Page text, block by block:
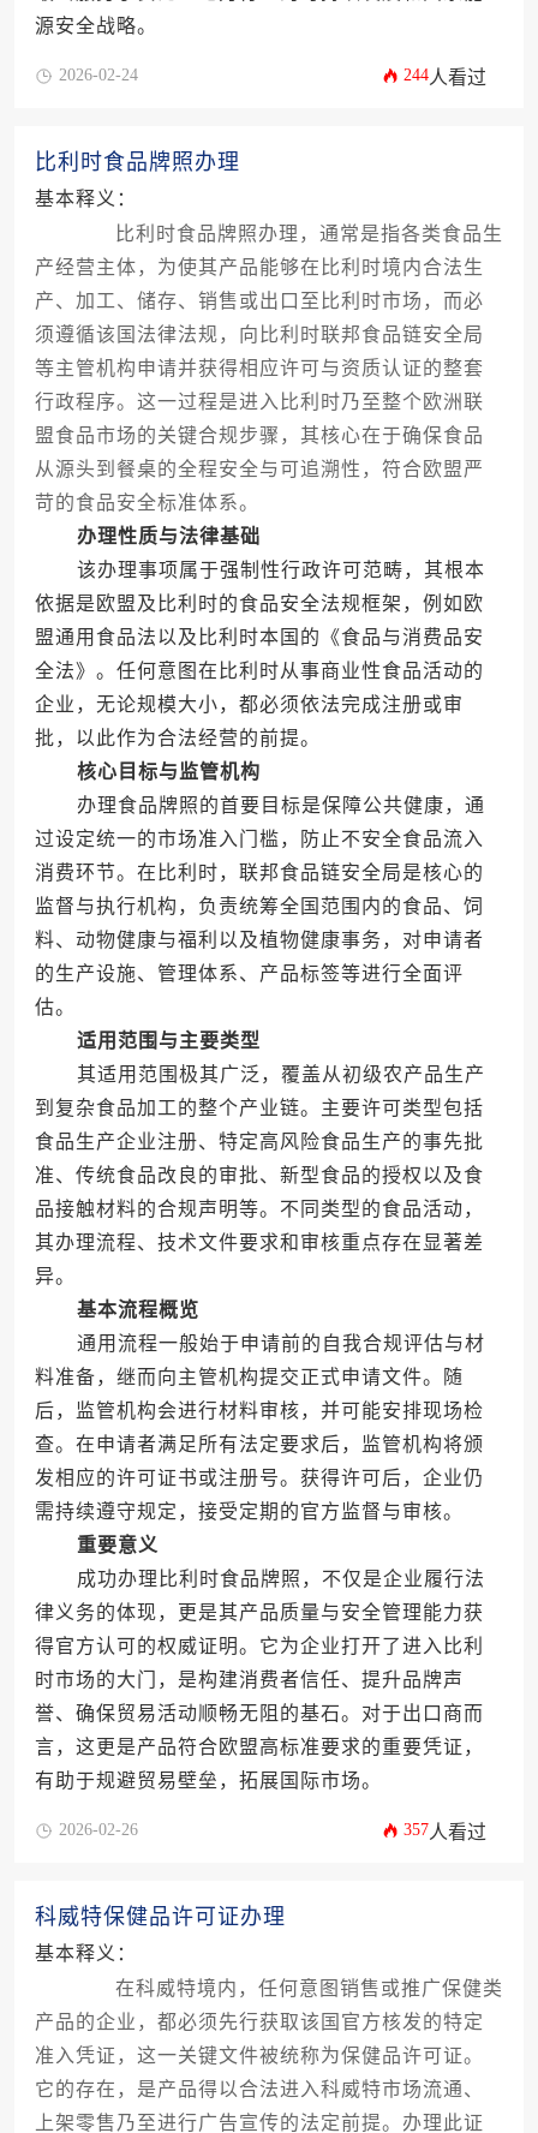
源安全战略。
2026-02-24 244人看过
比利时食品牌照办理
基本释义：
比利时食品牌照办理，通常是指各类食品生
产经营主体，为使其产品能够在比利时境内合法生
产、加工、储存、销售或出口至比利时市场，而必
须遵循该国法律法规，向比利时联邦食品链安全局
等主管机构申请并获得相应许可与资质认证的整套
行政程序。这一过程是进入比利时乃至整个欧洲联
盟食品市场的关键合规步骤，其核心在于确保食品
从源头到餐桌的全程安全与可追溯性，符合欧盟严
苛的食品安全标准体系。
办理性质与法律基础
该办理事项属于强制性行政许可范畴，其根本
依据是欧盟及比利时的食品安全法规框架，例如欧
盟通用食品法以及比利时本国的《食品与消费品安
全法》。任何意图在比利时从事商业性食品活动的
企业，无论规模大小，都必须依法完成注册或审
批，以此作为合法经营的前提。
核心目标与监管机构
办理食品牌照的首要目标是保障公共健康，通
过设定统一的市场准入门槛，防止不安全食品流入
消费环节。在比利时，联邦食品链安全局是核心的
监督与执行机构，负责统筹全国范围内的食品、饲
料、动物健康与福利以及植物健康事务，对申请者
的生产设施、管理体系、产品标签等进行全面评
估。
适用范围与主要类型
其适用范围极其广泛，覆盖从初级农产品生产
到复杂食品加工的整个产业链。主要许可类型包括
食品生产企业注册、特定高风险食品生产的事先批
准、传统食品改良的审批、新型食品的授权以及食
品接触材料的合规声明等。不同类型的食品活动，
其办理流程、技术文件要求和审核重点存在显著差
异。
基本流程概览
通用流程一般始于申请前的自我合规评估与材
料准备，继而向主管机构提交正式申请文件。随
后，监管机构会进行材料审核，并可能安排现场检
查。在申请者满足所有法定要求后，监管机构将颁
发相应的许可证书或注册号。获得许可后，企业仍
需持续遵守规定，接受定期的官方监督与审核。
重要意义
成功办理比利时食品牌照，不仅是企业履行法
律义务的体现，更是其产品质量与安全管理能力获
得官方认可的权威证明。它为企业打开了进入比利
时市场的大门，是构建消费者信任、提升品牌声
誉、确保贸易活动顺畅无阻的基石。对于出口商而
言，这更是产品符合欧盟高标准要求的重要凭证，
有助于规避贸易壁垒，拓展国际市场。
2026-02-26 357人看过
科威特保健品许可证办理
基本释义：
在科威特境内，任何意图销售或推广保健类
产品的企业，都必须先行获取该国官方核发的特定
准入凭证，这一关键文件被统称为保健品许可证。
它的存在，是产品得以合法进入科威特市场流通、
上架零售乃至进行广告宣传的法定前提。办理此证